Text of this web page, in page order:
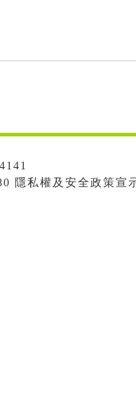
隱私權及安全政策宣